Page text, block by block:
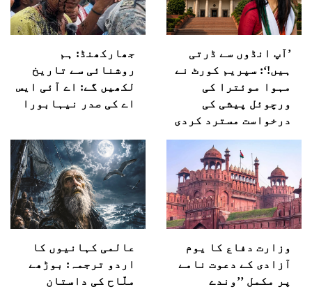
’آپ انڈوں سے ڈرتی
ہیں!‘: سپریم کورٹ نے
مہوا موئترا کی
ورچوئل پیشی کی
درخواست مسترد کردی
جھارکھنڈ: ہم
روشنائی سے تاریخ
لکھیں گے: اے آئی ایس
اے کی صدر نیہابورا
وزارت دفاع کا یوم
آزادی کے دعوت نامے
پر مکمل ’’وندے
عالمی کہانیوں کا
اردو ترجمہ: بوڑھے
ملّاح کی داستان